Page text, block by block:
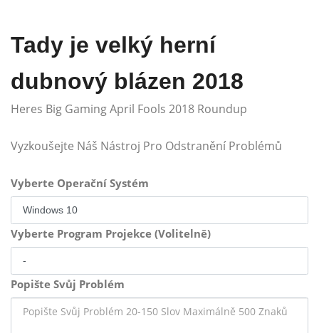
Tady je velký herní
dubnový blázen 2018
Heres Big Gaming April Fools 2018 Roundup
Vyzkoušejte Náš Nástroj Pro Odstranění Problémů
Vyberte Operační Systém
Vyberte Program Projekce (Volitelně)
Popište Svůj Problém